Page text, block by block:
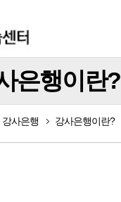
은행이란?
강사은행 강사은행이란?